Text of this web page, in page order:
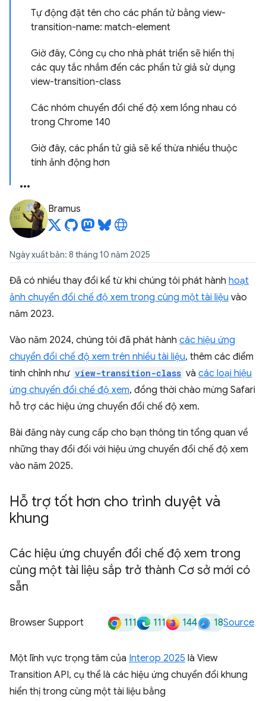
Tự động đặt tên cho các phần tử bằng view-
transition-name: match-element
Giờ đây, Công cụ cho nhà phát triển sẽ hiển thị
các quy tắc nhắm đến các phần tử giả sử dụng
view-transition-class
Các nhóm chuyển đổi chế độ xem lồng nhau có
trong Chrome 140
Giờ đây, các phần tử giả sẽ kế thừa nhiều thuộc
tính ảnh động hơn
Bramus
Ngày xuất bản: 8 tháng 10 năm 2025
Đã có nhiều thay đổi kể từ khi chúng tôi phát hành hoạt
ảnh chuyển đổi chế độ xem trong cùng một tài liệu vào
năm 2023.
Vào năm 2024, chúng tôi đã phát hành các hiệu ứng
chuyển đổi chế độ xem trên nhiều tài liệu, thêm các điểm
tinh chỉnh như view-transition-class và các loại hiệu
ứng chuyển đổi chế độ xem, đồng thời chào mừng Safari
hỗ trợ các hiệu ứng chuyển đổi chế độ xem.
Bài đăng này cung cấp cho bạn thông tin tổng quan về
những thay đổi đối với hiệu ứng chuyển đổi chế độ xem
vào năm 2025.
Hỗ trợ tốt hơn cho trình duyệt và
khung
Các hiệu ứng chuyển đổi chế độ xem trong
cùng một tài liệu sắp trở thành Cơ sở mới có
sẵn
Browser Support 111 111 144 18Source
Một lĩnh vực trọng tâm của Interop 2025 là View
Transition API, cụ thể là các hiệu ứng chuyển đổi khung
hiển thị trong cùng một tài liệu bằng